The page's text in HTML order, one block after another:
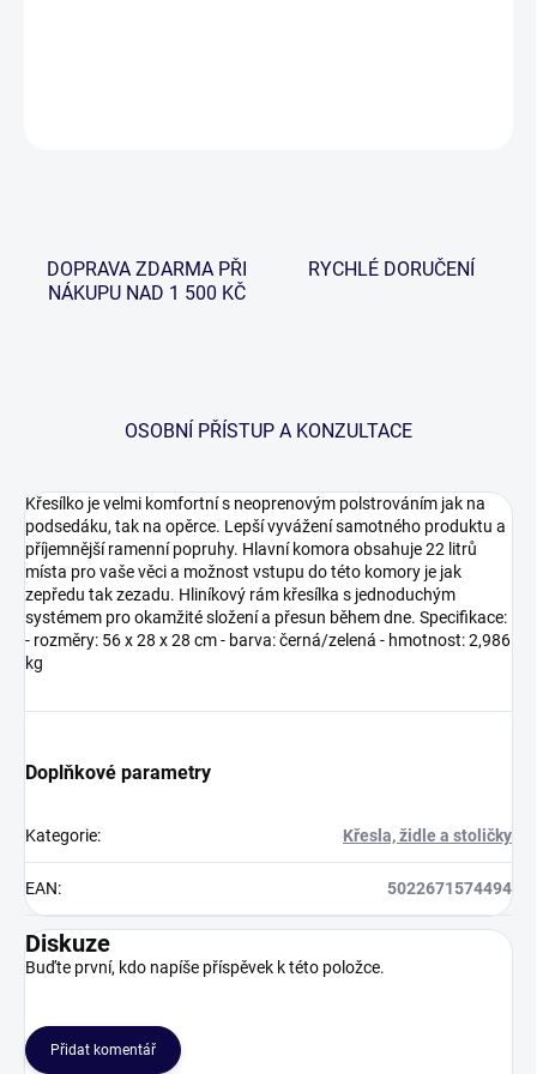
DOPRAVA ZDARMA PŘI
NÁKUPU NAD 1 500 KČ
RYCHLÉ DORUČENÍ
OSOBNÍ PŘÍSTUP A KONZULTACE
Křesílko je velmi komfortní s neoprenovým polstrováním jak na
podsedáku, tak na opěrce. Lepší vyvážení samotného produktu a
příjemnější ramenní popruhy. Hlavní komora obsahuje 22 litrů
místa pro vaše věci a možnost vstupu do této komory je jak
zepředu tak zezadu. Hliníkový rám křesílka s jednoduchým
systémem pro okamžité složení a přesun během dne. Specifikace:
- rozměry: 56 x 28 x 28 cm - barva: černá/zelená - hmotnost: 2,986
kg
Doplňkové parametry
Kategorie: Křesla, židle a stoličky
EAN: 5022671574494
Diskuze
Buďte první, kdo napíše příspěvek k této položce.
Přidat komentář